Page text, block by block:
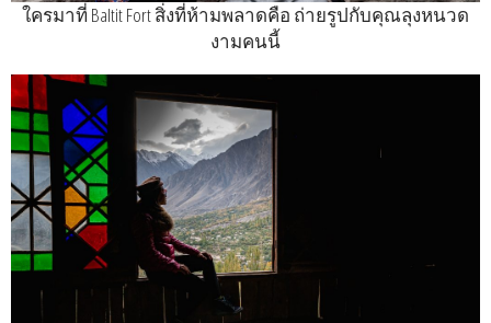
ใครมาที่ Baltit Fort สิ่งที่ห้ามพลาดคือ ถ่ายรูปกับคุณลุงหนวด
งามคนนี้